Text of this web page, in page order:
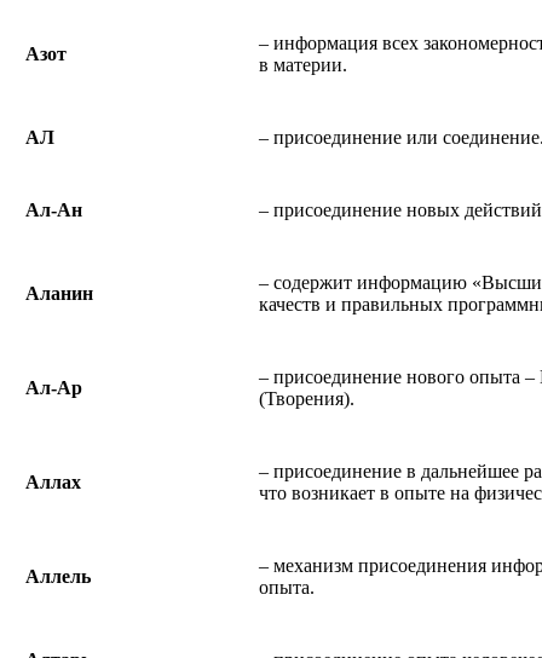
Азот
– информация всех
в материи.
АЛ – присоединение или
Ал-Ан – присоединение новых
Аланин
– содержит информацию
качеств и правильных
Ал-Ар
– присоединение нового опыта
(Творения).
Аллах
– присоединение в дальнейшее
что возникает в опыте на
Аллель
– механизм присоединения
опыта.